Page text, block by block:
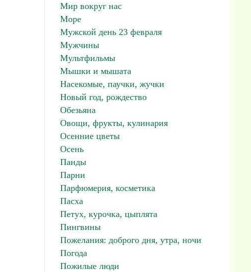
Мир вокруг нас
Море
Мужской день 23 февраля
Мужчины
Мультфильмы
Мышки и мышата
Насекомые, паучки, жучки
Новый год, рождество
Обезьяна
Овощи, фрукты, кулинария
Осенние цветы
Осень
Панды
Парни
Парфюмерия, косметика
Пасха
Петух, курочка, цыплята
Пингвины
Пожелания: доброго дня, утра, ночи
Погода
Пожилые люди